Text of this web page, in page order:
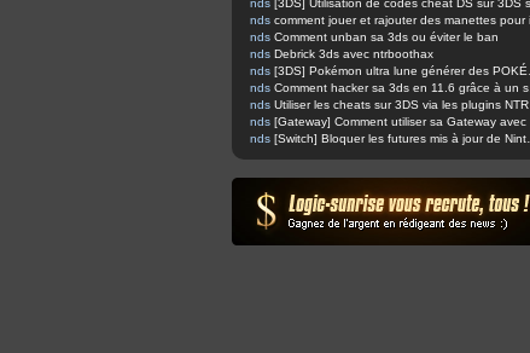
nds
nds
nds Comment unban sa 3ds ou éviter le ban
nds Debrick 3ds avec ntrboothax
nds
nds
nds Utiliser les cheats sur 3DS via les plugins NTR
nds
nds